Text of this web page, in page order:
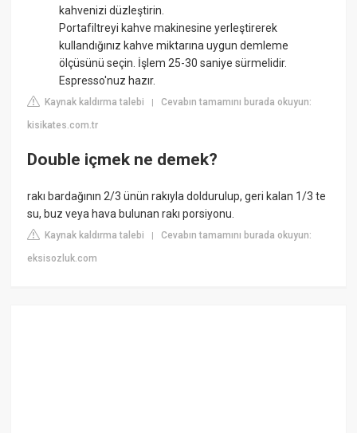
kahvenizi düzleştirin.
Portafiltreyi kahve makinesine yerleştirerek
kullandığınız kahve miktarına uygun demleme
ölçüsünü seçin. İşlem 25-30 saniye sürmelidir.
Espresso'nuz hazır.
Kaynak kaldırma talebi |Cevabın tamamını burada okuyun:
kisikates.com.tr
Double içmek ne demek?
rakı bardağının 2/3 ünün rakıyla doldurulup, geri kalan 1/3 te
su, buz veya hava bulunan rakı porsiyonu.
Kaynak kaldırma talebi |Cevabın tamamını burada okuyun:
eksisozluk.com